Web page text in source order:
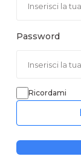
Password
Ricordami